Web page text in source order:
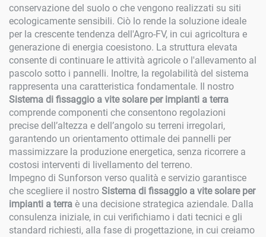
conservazione del suolo o che vengono realizzati su siti
ecologicamente sensibili. Ciò lo rende la soluzione ideale
per la crescente tendenza dell'Agro-FV, in cui agricoltura e
generazione di energia coesistono. La struttura elevata
consente di continuare le attività agricole o l'allevamento al
pascolo sotto i pannelli. Inoltre, la regolabilità del sistema
rappresenta una caratteristica fondamentale. Il nostro
Sistema di fissaggio a vite solare per impianti a terra
comprende componenti che consentono regolazioni
precise dell’altezza e dell’angolo su terreni irregolari,
garantendo un orientamento ottimale dei pannelli per
massimizzare la produzione energetica, senza ricorrere a
costosi interventi di livellamento del terreno.
Impegno di Sunforson verso qualità e servizio garantisce
che scegliere il nostro Sistema di fissaggio a vite solare per
impianti a terra è una decisione strategica aziendale. Dalla
consulenza iniziale, in cui verifichiamo i dati tecnici e gli
standard richiesti, alla fase di progettazione, in cui creiamo